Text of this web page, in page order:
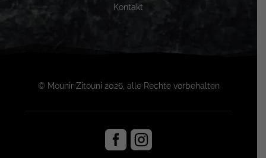
Kontakt
© Mounir Zitouni 2026, alle Rechte vorbehalten
